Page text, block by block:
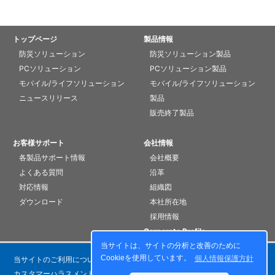
当サイトは、サイトの分析と改善のために
Cookieを使用しています。
個人情報保護方針
トップページ
防災ソリューション
PCソリューション
モバイル/ライフソリューション
ニュースリリース
製品情報
防災ソリューション製品
PCソリューション製品
モバイル/ライフソリューション
製品
販売終了製品
お客様サポート
各製品サポート情報
よくある質問
対応情報
ダウンロード
会社情報
会社概要
沿革
組織図
本社所在地
採用情報
Corporate Profile
当サイトのご利用について
個人情報保護方針